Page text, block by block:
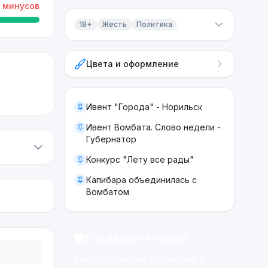
минусов
18+ Жесть Политика
ЖестьЦвета и оформление
Ивент "Города" - Норильск
Ивент Вомбата. Слово недели -
Губернатор
Конкурс "Лету все рады"
Капибара объединилась с
Вомбатом